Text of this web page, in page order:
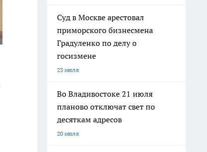
Суд в Москве арестовал
приморского бизнесмена
Градуленко по делу о
госизмене
23 июля
Во Владивостоке 21 июля
планово отключат свет по
десяткам адресов
20 июля